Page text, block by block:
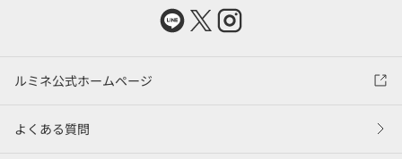
ルミネ公式ホームページ
よくある質問